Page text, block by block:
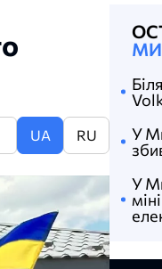
UA RU
У
У